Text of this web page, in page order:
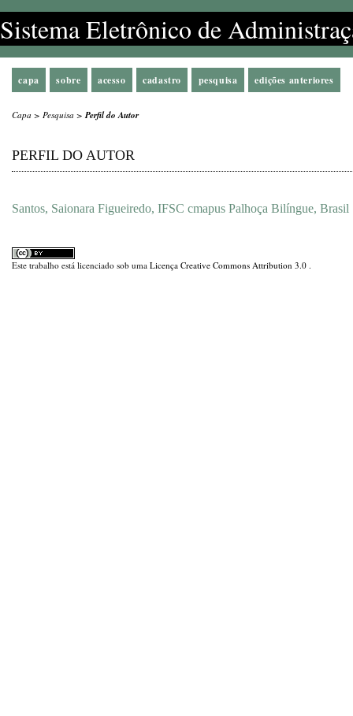
Sistema Eletrônico de
capa sobre acesso cadastro pesquisa edições anteriores
Capa > Pesquisa >Perfil do Autor
PERFIL DO AUTOR
Santos, Saionara Figueiredo, IFSC cmapus Palhoça Bilíngue, Brasil
Este trabalho está licenciado sob uma Licença Creative Commons Attribution 3.0 .